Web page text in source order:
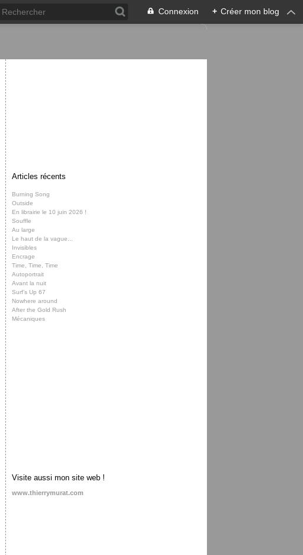
Connexion + Créer mon blog
Articles récents
Burning Song
Outside
En librairie le 10 juin 2026 !
Souffle
Au large
Le haut de la vague...
Invisibles
Encrage
Time, Time, Time
Autoportrait
Avant la nuit
Surf’s Up 67
Nowhere around
After the Gold Rush
Mécaniques
Visite aussi mon site web !
www.thierrymurat.com